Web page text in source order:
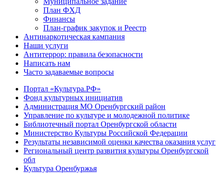
План ФХД
Финансы
План-график закупок и Реестр
Антинаркотическая кампания
Наши услуги
Антитеррор: правила безопасности
Написать нам
Часто задаваемые вопросы
Портал «Культура.РФ»
Фонд культурных инициатив
Администрация МО Оренбургский район
Управление по культуре и молодежной политике
Библиотечный портал Оренбургской области
Министерство Культуры Российской Федерации
Результаты независимой оценки качества оказания услуг
Региональный центр развития культуры Оренбургской
обл
Культура Оренбуржья